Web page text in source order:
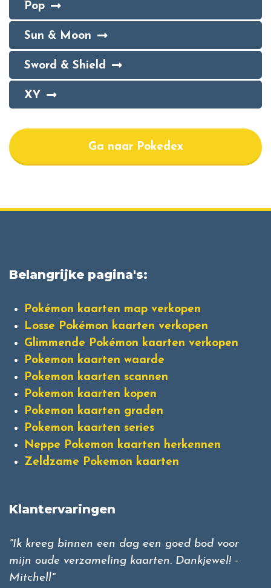
Pop
Sun & Moon
Sword & Shield
XY
Ga naar Pokedex
Belangrijke pagina's:
Pokémon kaarten map verkopen
Losse Pokémon kaarten verkopen
Glimmende Pokémon kaarten verkopen
Pokemon kaarten waarde
Pokemon kaarten scannen
Pokemon kaarten kopen
Pokemon kaarten graden
Pokemon kaarten series
Neppe Pokemon kaarten herkennen
Zeldzame Pokemon kaarten
Klantervaringen
"Ik kreeg binnen een dag een goed bod voor
mijn oude verzameling kaarten. Dankjewel! -
Mitchell"